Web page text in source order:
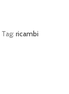
Tag: ricambi